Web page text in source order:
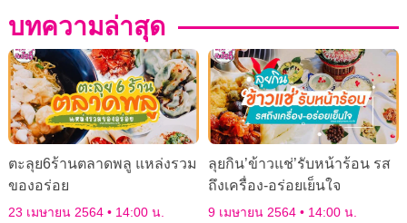
บทความล่าสุด
ตะลุย6ร้านตลาดพลู แหล่งรวม
ของอร่อย
23 เมษายน 2564 14:00 น.
ลุยกิน’ข้าวแช่’รับหน้าร้อน รส
ถึงเครื่อง-อร่อยเย็นใจ
9 เมษายน 2564 14:00 น.